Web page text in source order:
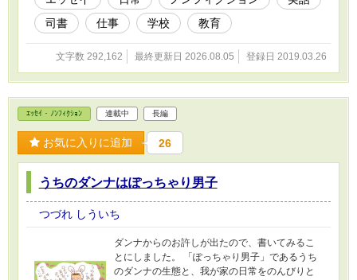
司書
仕事 学校 教育
文字数 292,162 最終更新日 2026.08.05 登録日 2019.03.26
ｴｯｾｲ・ﾉﾝﾌｨｸｼｮﾝ 連載中 長編
お気に入りに追加 26
うちのダンナはぽっちゃり男子
つづれ しういち
ダンナからのお許しが出たので、書いてみるこ
とにしました。 「ぽっちゃり男子」であるうち
のダンナの生態と、我が家の日常をのんびりと